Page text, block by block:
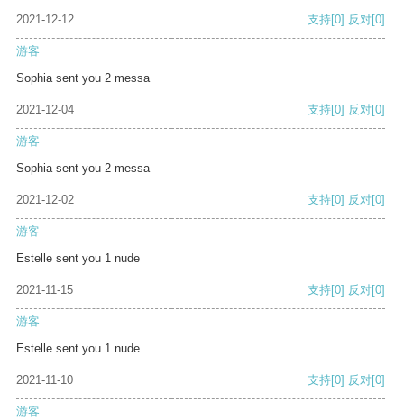
2021-12-12 支持[0] 反对[0]
游客
Sophia sent you 2 messa
2021-12-04 支持[0] 反对[0]
游客
Sophia sent you 2 messa
2021-12-02 支持[0] 反对[0]
游客
Estelle sent you 1 nude
2021-11-15 支持[0] 反对[0]
游客
Estelle sent you 1 nude
2021-11-10 支持[0] 反对[0]
游客